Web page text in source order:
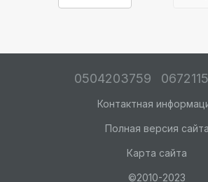
0504203759
Контактная
Полная версия сайта
Карта сайта
©2010-2023